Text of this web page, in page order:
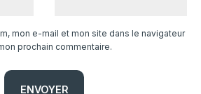
mon e-mail et mon site dans le navigateur
prochain commentaire.